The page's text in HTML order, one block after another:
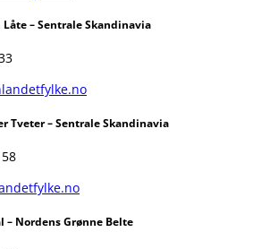
– Sentrale Skandinavia
Tveter – Sentrale Skandinavia
– Nordens Grønne Belte